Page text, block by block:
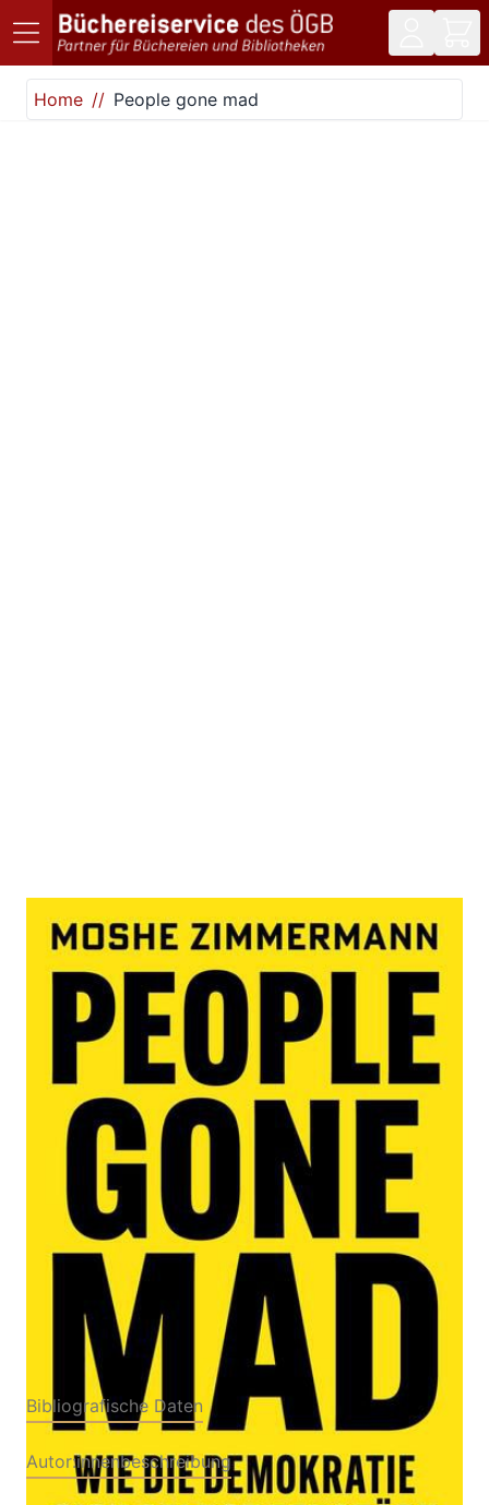
Direkt zum Inhalt
Home
People gone mad
People gone mad
Zur Wunschliste hinzufügen
Wie die Demokratie sich selbst zerstört | Die
freiheitliche Gesellschaft und ihre Feinde
Moshe Zimmermann
Verlag: Propyläen Verlag 30.04.2026
Buch 288 Seiten
Hardcover
ISBN: 978-3-54911020-
1
Bibliografische Daten
Autor:innenbeschreibung